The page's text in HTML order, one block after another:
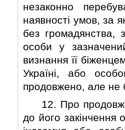
незаконно
наявностi умов, за
без громадянства,
особи у
визнання її
Українi, або
продовжено, але не
12. Про
до його закiнчення